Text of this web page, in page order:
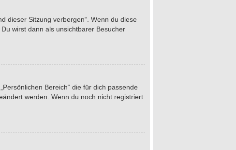
dieser Sitzung verbergen“. Wenn du diese
wirst dann als unsichtbarer Besucher
Bereich“ die für dich passende
werden. Wenn du noch nicht registriert